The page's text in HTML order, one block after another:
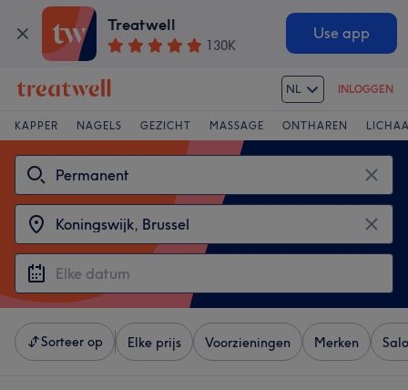
Treatwell
130K
Use app
NL INLOGGEN
KAPPER NAGELS GEZICHT MASSAGE ONTHAREN
Sorteer op Elke prijs Voorzieningen Merken